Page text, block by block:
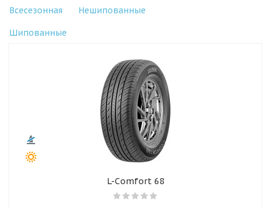
Всесезонная Нешипованные
Шипованные
L-Comfort 68